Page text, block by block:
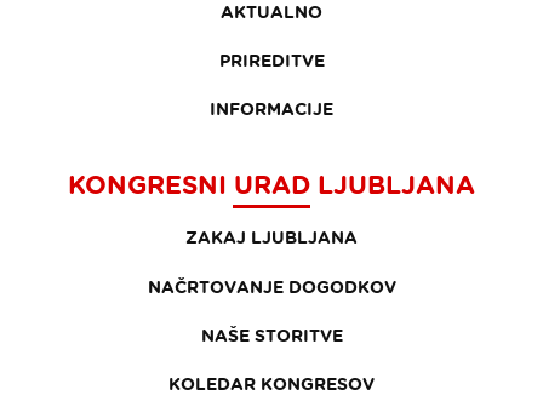
AKTUALNO
PRIREDITVE
INFORMACIJE
KONGRESNI URAD LJUBLJANA
ZAKAJ LJUBLJANA
NAČRTOVANJE DOGODKOV
NAŠE STORITVE
KOLEDAR KONGRESOV